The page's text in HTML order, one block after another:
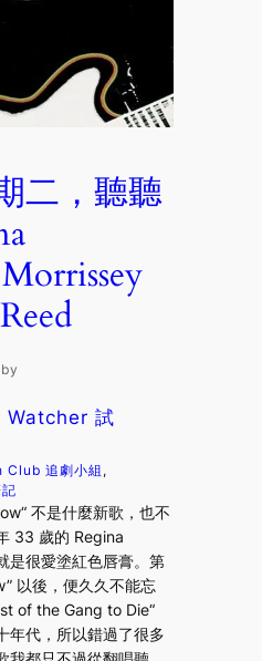
二，聽聽
by
試
追劇小組
不是什麼新歌，也不
33 歲的 Regina
是很愛塗紅色唇膏。第
以後，便久久不能忘
of the Gang to Die“
年代，所以錯過了很多